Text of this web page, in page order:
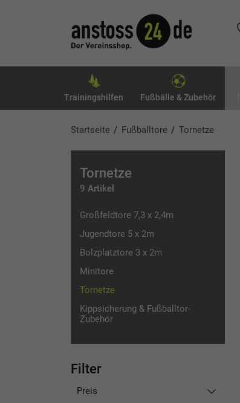
Trainingshilfen Fußbälle & Zubehör
Startseite Fußballtore Tornetze
Tornetze
9 Artikel
Großfeldtore 7,3 x 2,4m
Jugendtore 5 x 2m
Bolzplatztore 3 x 2m
Minitore
Tornetze
Kippsicherung & Fußballtor-
Zubehör
Filter
Preis